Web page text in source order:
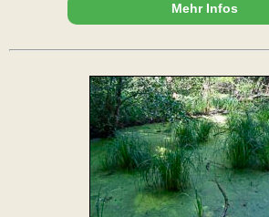
Mehr Infos